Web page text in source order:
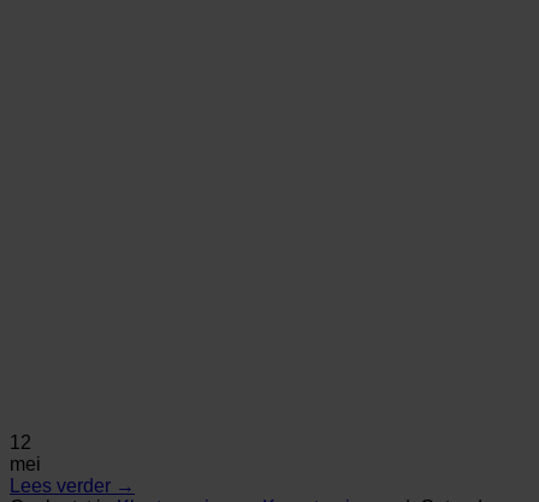
12
mei
Lees verder →